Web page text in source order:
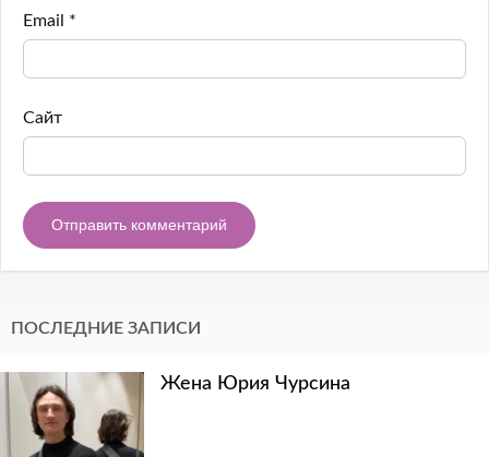
Email *
Сайт
ПОСЛЕДНИЕ ЗАПИСИ
Жена Юрия Чурсина